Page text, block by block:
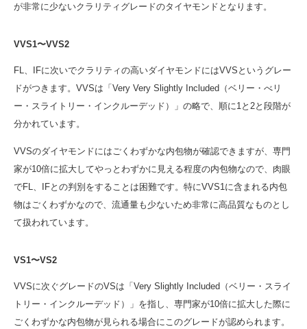
が非常に少ないクラリティグレードのタイヤモンドとなります。
VVS1〜VVS2
FL、IFに次いでクラリティの高いダイヤモンドにはVVSというグレー
ドがつきます。VVSは「Very Very Slightly Included（ベリー・べリ
ー・スライトリー・インクルーデッド）」の略で、順に1と2と段階が
分かれています。
VVSのダイヤモンドにはごくわずかな内包物が確認できますが、専門
家が10倍に拡大してやっとわずかに見える程度の内包物なので、肉眼
でFL、IFとの判別をすることは困難です。特にVVS1に含まれる内包
物はごくわずかなので、流通量も少ないため非常に高品質なものとし
て扱われています。
VS1〜VS2
VVSに次ぐグレードのVSは「Very Slightly Included（ベリー・スライ
トリー・インクルーデッド）」を指し、専門家が10倍に拡大した際に
ごくわずかな内包物が見られる場合にこのグレードが認められます。